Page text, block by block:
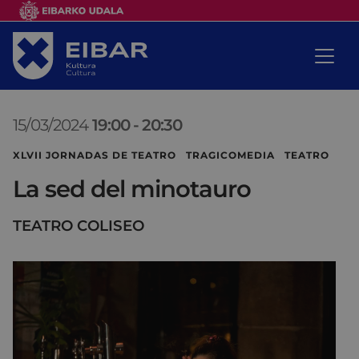
15/03/2024 19:00 -20:30
XLVII JORNADAS DE TEATRO TRAGICOMEDIA TEATRO
La sed del minotauro
TEATRO COLISEO